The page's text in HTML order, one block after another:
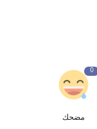
0
مضحك